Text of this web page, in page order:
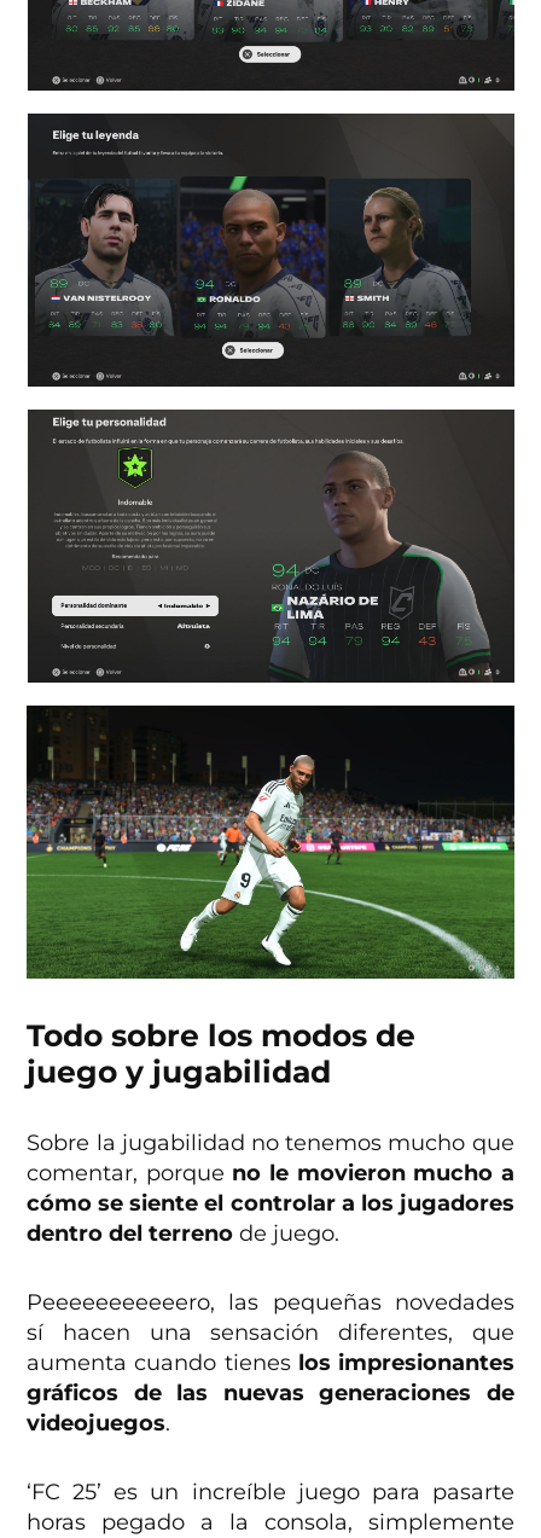
Todo sobre los modos de
juego y jugabilidad
Sobre la jugabilidad no tenemos mucho que
comentar, porque no le movieron mucho a
cómo se siente el controlar a los jugadores
dentro del terreno de juego.
Peeeeeeeeeeero, las pequeñas novedades
sí hacen una sensación diferentes, que
aumenta cuando tienes los impresionantes
gráficos de las nuevas generaciones de
videojuegos.
‘FC 25’ es un increíble juego para pasarte
horas pegado a la consola, simplemente